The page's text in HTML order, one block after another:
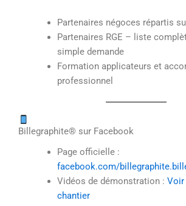
Partenaires négoces répartis
Partenaires RGE – liste
simple demande
Formation applicateurs et
professionnel
Billegraphite® sur Facebook
Page officielle :
facebook.com/
Vidéos de démonstration : Voir
chantier